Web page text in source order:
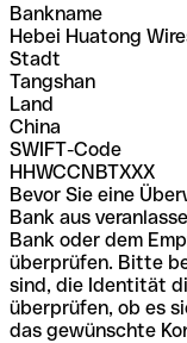
Bankname
Hebei Huatong
Stadt
Tangshan
Land
China
SWIFT-Code
HHWCCNBTXXX
Bevor Sie eine
Bank aus
Bank oder dem
überprüfen. Bitte
sind, die Identität
überprüfen, ob es
das gewünschte